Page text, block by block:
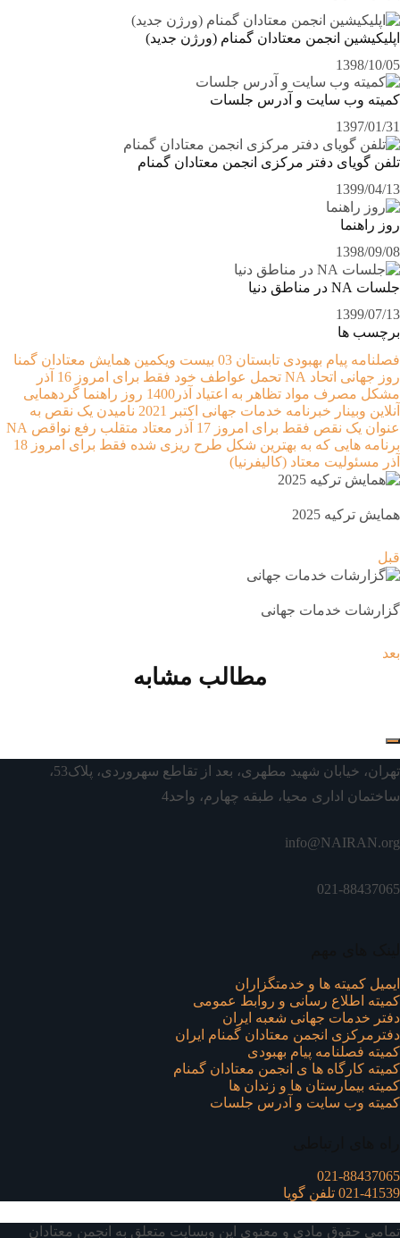
اپلیکیشین انجمن معتادان گمنام (ورژن جدید)
1398/10/05
کمیته وب سایت و آدرس جلسات
1397/01/31
تلفن گویای دفتر مرکزی انجمن معتادان گمنام
1399/04/13
روز راهنما
1398/09/08
جلسات NA در مناطق دنیا
1399/07/13
برچسب ها
فصلنامه پیام بهبودی تابستان 03
بیست ویکمین همایش معتادان گمنا
روز جهانی اتحاد NA
تحمل عواطف خود فقط برای امروز 16 آذر
مشکل مصرف مواد تظاهر به اعتیاد آذر1400 روز راهنما گردهمایی
آنلاین وبینار خبرنامه خدمات جهانی اکتبر 2021
نامیدن یک نقص به
عنوان یک نقص فقط برای امروز 17 آذر معتاد متقلب رفع نواقص NA
برنامه ⁯هایی که به بهترین شکل طرح ⁯ریزی ⁯شده
فقط برای امروز 18
آذر مسئولیت معتاد (کالیفرنیا)
همایش ترکیه 2025
قبل
گزارشات خدمات جهانی
بعد
مطالب مشابه
تهران، خیابان شهید مطهری، بعد از تقاطع سهروردی، پلاک53،
ساختمان اداری محیا، طبقه چهارم، واحد4
info@NAIRAN.org
021-88437065
ایمیل کمیته ها و خدمتگزاران
کميته اطلاع رسانی و روابط عمومی
دفتر خدمات جهانی شعبه ايران
دفترمرکزی انجمن معتادان گمنام ایران
کمیته فصلنامه پیام بهبودی
کمیته کارگاه ها ی انجمن معتادان گمنام
کمیته بیمارستان ها و زندان ها
کمیته وب سایت و آدرس جلسات
021-88437065
021-41539 تلفن گویا
تمامی حقوق مادی و معنوی این وبسایت متعلق به انجمن معتادان